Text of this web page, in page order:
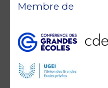
Membre de